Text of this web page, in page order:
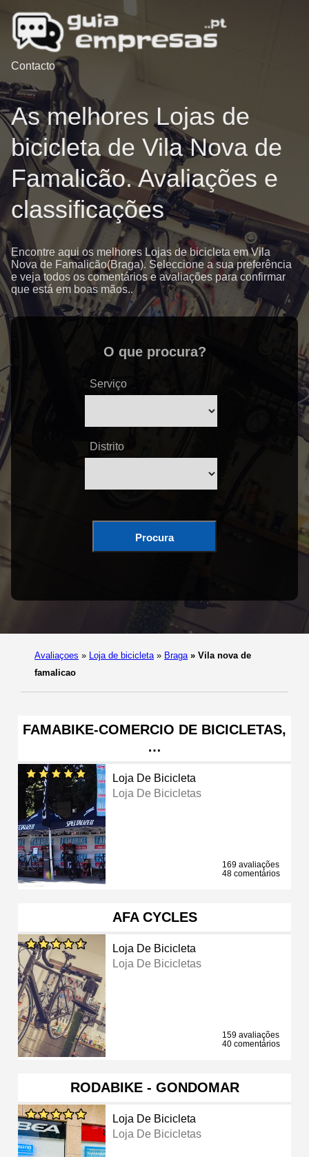
Contacto
As melhores Lojas de
bicicleta de Vila Nova de
Famalicão. Avaliações e
classificações
Encontre aqui os melhores Lojas de bicicleta em Vila
Nova de Famalicão(Braga). Seleccione a sua preferência
e veja todos os comentários e avaliações para confirmar
que está em boas mãos..
O que procura?
Serviço
Distrito
Procura
Avaliaçoes » Loja de bicicleta » Braga » Vila nova de
famalicao
FAMABIKE-COMERCIO DE BICICLETAS,
…
Loja De Bicicleta
Loja De Bicicletas
169 avaliações
48 comentários
AFA CYCLES
Loja De Bicicleta
Loja De Bicicletas
159 avaliações
40 comentários
RODABIKE - GONDOMAR
Loja De Bicicleta
Loja De Bicicletas